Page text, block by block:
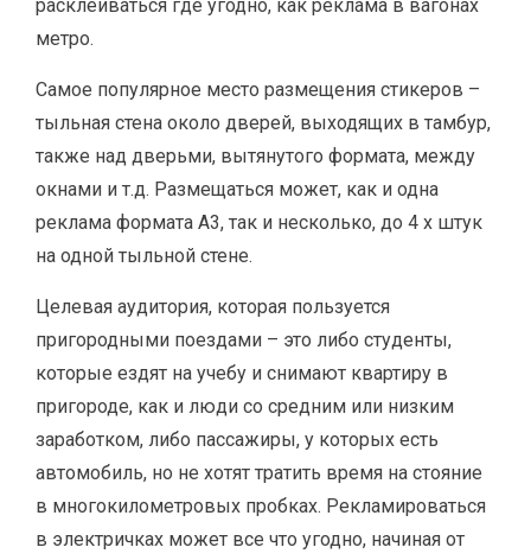
расклеиваться где угодно, как реклама в вагонах
метро.
Самое популярное место размещения стикеров –
тыльная стена около дверей, выходящих в тамбур,
также над дверьми, вытянутого формата, между
окнами и т.д. Размещаться может, как и одна
реклама формата А3, так и несколько, до 4 х штук
на одной тыльной стене.
Целевая аудитория, которая пользуется
пригородными поездами – это либо студенты,
которые ездят на учебу и снимают квартиру в
пригороде, как и люди со средним или низким
заработком, либо пассажиры, у которых есть
автомобиль, но не хотят тратить время на стояние
в многокилометровых пробках. Рекламироваться
в электричках может все что угодно, начиная от